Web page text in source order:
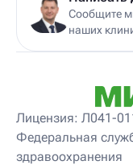
Детский
Детский мануальный
Детский массажист
Детский
Детский
Детский нутрициолог
Детский ортопед
Детский остеопат
Сообщите
наших
Лицензия: Л041-
Федеральная
здравоохранения